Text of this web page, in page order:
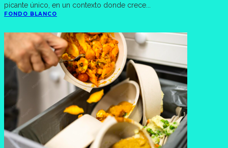
picante único, en un contexto donde crece
FONDO BLANCO